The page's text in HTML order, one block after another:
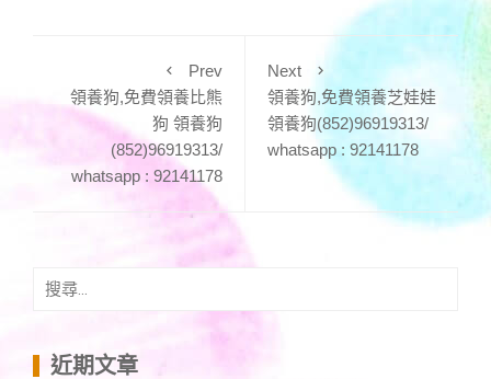
Prev
領養狗,免費領養比熊
狗 領養狗
(852)96919313/
whatsapp : 92141178
Next
領養狗,免費領養芝娃娃
領養狗(852)96919313/
whatsapp : 92141178
搜
鍵 近期文章